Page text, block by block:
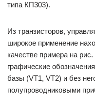
типа КП303).
Из транзисторов,
широкое применение
качестве примера на
графические
базы (VT1, VT2) и без
полупроводниковыми